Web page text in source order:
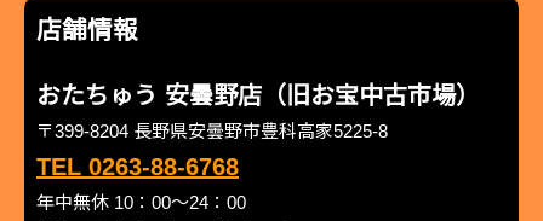
店舗情報
おたちゅう 安曇野店（旧お宝中古市場）
〒399-8204 長野県安曇野市豊科高家5225-8
TEL 0263-88-6768
年中無休 10：00～24：00